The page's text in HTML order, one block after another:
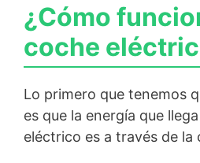
¿Cómo
coche
Lo primero que tenemos
es que la energía que
eléctrico es a través de